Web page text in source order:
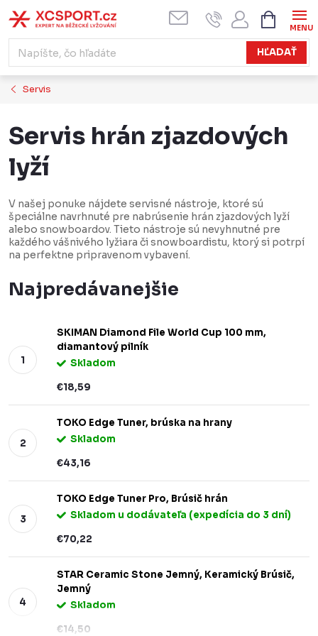
na
obsah
HĽADAŤ
KOŠÍK
Servis
Servis hrán zjazdových
lyží
V našej ponuke nájdete servisné nástroje, ktoré sú
špeciálne navrhnuté pre nabrúsenie hrán zjazdových lyží
alebo snowboardov. Tieto nástroje sú nevyhnutné pre
každého vášnivého lyžiara či snowboardistu, ktorý si potrpí
na perfektne pripravenom vybavení.
Najpredávanejšie
SKIMAN Diamond File World Cup 100 mm,
diamantový pilník
Skladom
€18,59
TOKO Edge Tuner, brúska na hrany
Skladom
€43,16
TOKO Edge Tuner Pro, Brúsič hrán
Skladom u dodávateľa (expedícia do 3 dní)
€70,22
STAR Ceramic Stone Jemný, Keramický Brúsič,
Jemný
Skladom
€14,50